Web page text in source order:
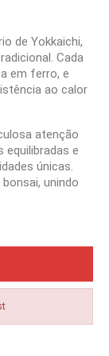
de Yokkaichi,
Cada
em ferro, e
ao calor
atenção
e
únicas.
unindo